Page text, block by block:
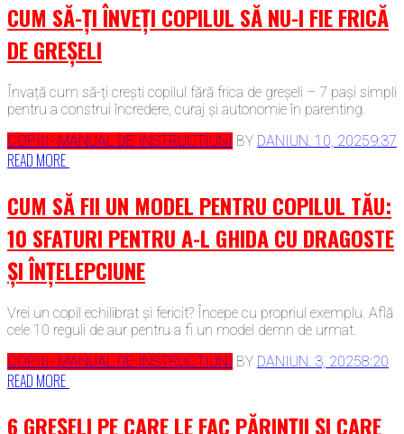
CUM SĂ-ȚI ÎNVEȚI COPILUL SĂ NU-I FIE FRICĂ
DE GREȘELI
Învață cum să-ți crești copilul fără frica de greșeli – 7 pași simpli
pentru a construi încredere, curaj și autonomie în parenting.
COPIII- MANUAL DE INSTRUCTIUNI BY DANIUN. 10, 20259:37
READ MORE
CUM SĂ FII UN MODEL PENTRU COPILUL TĂU:
10 SFATURI PENTRU A-L GHIDA CU DRAGOSTE
ȘI ÎNȚELEPCIUNE
Vrei un copil echilibrat și fericit? Începe cu propriul exemplu. Află
cele 10 reguli de aur pentru a fi un model demn de urmat.
COPIII- MANUAL DE INSTRUCTIUNI BY DANIUN. 3, 20258:20
READ MORE
6 GREȘELI PE CARE LE FAC PĂRINȚII ȘI CARE